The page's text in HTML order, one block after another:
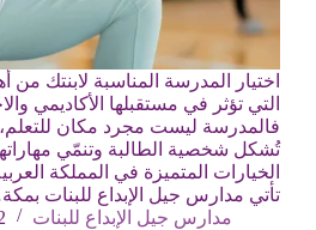
اختيار المدرسة المناسبة لابنتك من
التي تؤثر في مستقبلها الأكاديمي
فالمدرسة ليست مجرد مكان
تُشكل شخصية الطالبة وتنمّي
الخيارات المتميزة في المملكة
تأتي مدارس جيل الإبداع للبنات
مدارس جيل الإبداع للبنات
22